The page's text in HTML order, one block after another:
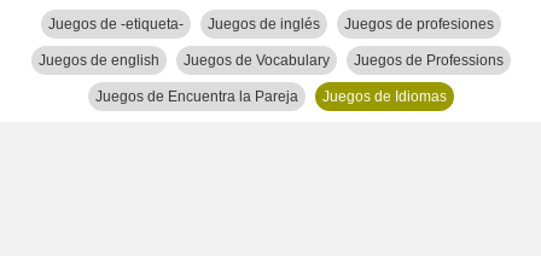
Juegos de -etiqueta- Juegos de inglés Juegos de profesiones
Juegos de english Juegos de Vocabulary Juegos de Professions
Juegos de Encuentra la Pareja Juegos de Idiomas